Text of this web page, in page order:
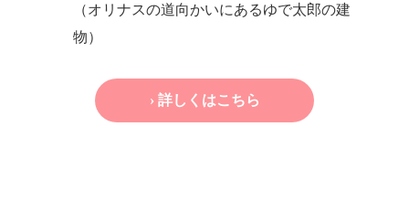
（オリナスの道向かいにあるゆで太郎の建
物）
› 詳しくはこちら